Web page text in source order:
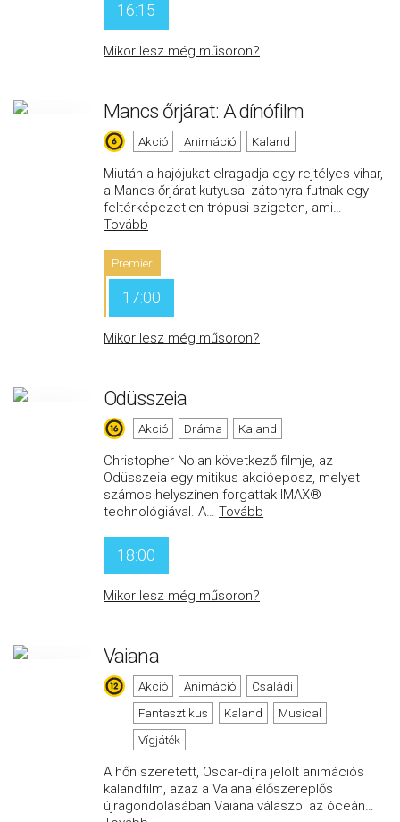
16:15
Mikor lesz még műsoron?
Mancs őrjárat: A dínófilm
Akció Animáció Kaland
Miután a hajójukat elragadja egy rejtélyes vihar,
a Mancs őrjárat kutyusai zátonyra futnak egy
feltérképezetlen trópusi szigeten, ami…
Tovább
Premier
17:00
Mikor lesz még műsoron?
Odüsszeia
Akció Dráma Kaland
Christopher Nolan következő filmje, az
Odüsszeia egy mitikus akcióeposz, melyet
számos helyszínen forgattak IMAX®
technológiával. A… Tovább
18:00
Mikor lesz még műsoron?
Vaiana
Akció Animáció
Családi
Fantasztikus
Kaland
Musical
Vígjáték
A hőn szeretett, Oscar-díjra jelölt animációs
kalandfilm, azaz a Vaiana élőszereplős
újragondolásában Vaiana válaszol az óceán…